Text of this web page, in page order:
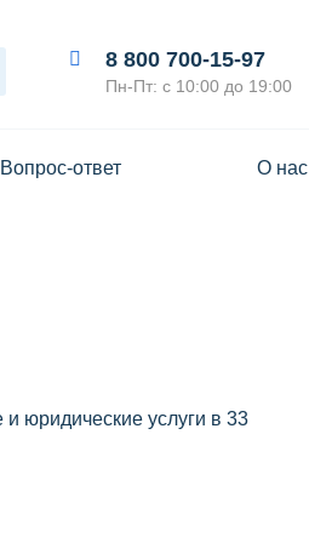
8 800 700-15-97
Пн-Пт: с 10:00 до 19:00
Вопрос-ответ О нас
юридические услуги в 33